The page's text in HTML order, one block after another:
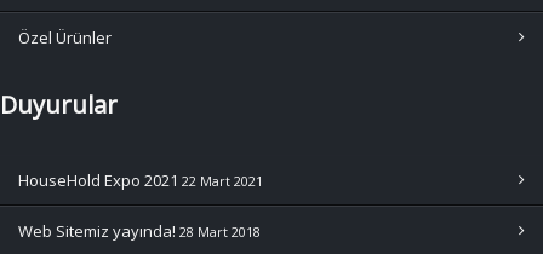
Özel Ürünler
Duyurular
HouseHold Expo 2021 22 Mart 2021
Web Sitemiz yayında! 28 Mart 2018